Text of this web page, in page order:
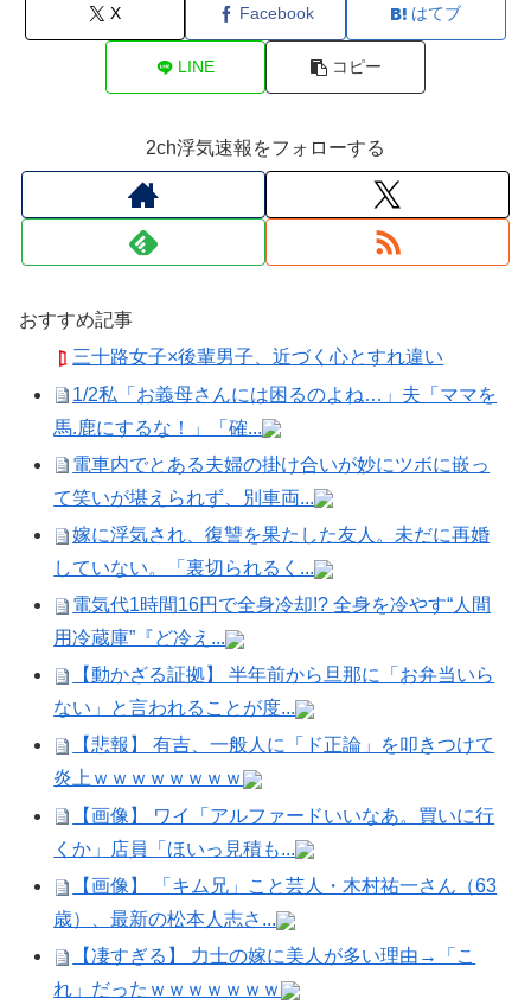
X Facebook はてブ
LINE コピー
2ch浮気速報をフォローする
おすすめ記事
三十路女子×後輩男子、近づく心とすれ違い
1/2私「お義母さんには困るのよね…」夫「ママを
馬.鹿にするな！」「確...
電車内でとある夫婦の掛け合いが妙にツボに嵌っ
て笑いが堪えられず、別車両...
嫁に浮気され、復讐を果たした友人。未だに再婚
していない。「裏切られるく...
電気代1時間16円で全身冷却!? 全身を冷やす“人間
用冷蔵庫”『ど冷え...
【動かざる証拠】 半年前から旦那に「お弁当いら
ない」と言われることが度...
【悲報】 有吉、一般人に「ド正論」を叩きつけて
炎上ｗｗｗｗｗｗｗｗ
【画像】 ワイ「アルファードいいなあ。買いに行
くか」店員「ほいっ見積も...
【画像】 「キム兄」こと芸人・木村祐一さん（63
歳）、最新の松本人志さ...
【凄すぎる】 力士の嫁に美人が多い理由→「こ
れ」だったｗｗｗｗｗｗｗ